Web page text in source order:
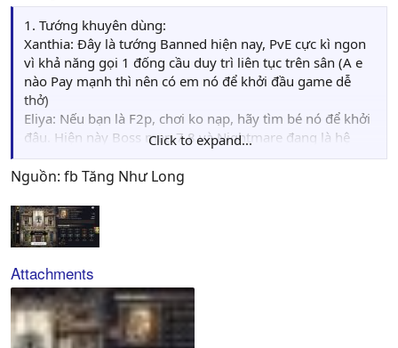
1. Tướng khuyên dùng:
Xanthia: Đây là tướng Banned hiện nay, PvE cực kì ngon
vì khả năng gọi 1 đống cầu duy trì liên tục trên sân (A e
nào Pay mạnh thì nên có em nó để khởi đầu game dễ
thở)
Eliya: Nếu bạn là F2p, chơi ko nạp, hãy tìm bé nó để khởi
đâu. Hiện này Boss map 7,8 và Nightmare đang là hệ
Darkness, bé Eliya này sẽ giúp các bạn khởi đầu dễ hơn
rất nhiều.
chất hệ lightning.
2. Kinh nghiệm khởi đầu game
Không nên sử dụng giày để cày Reflic. Khi clear hết 8
map bạn hãy bỏ thời gian để đi xoay vòng các map và cố
gắng đạt 3* mỗi ải. Khi đó với 130 giày bạn sẽ nhận lại
được 240 Starstone (Ví dụ đánh từ 6-1 đến hết 6-12). Hãy
lựa chọn các map có nguyên liệu phù hợp với tướng
chính của bạn.
Click to expand...
Nguồn: fb Tăng Như Long
Attachments